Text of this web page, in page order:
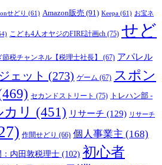
せどり (61) Amazon販売 (91) Keepa (61) お宝ネ
こども4人オヤジのFIRE計画ch (75) せど
節税チャンネル【税理士社長】 (67) アパレル
ェット (273) ゲーム (67) スポン
セカンドストリート (75) トレハン部 -
カリ (451) リサーチ (129) リサーチ
作間せどり (66) 個人事業主 (168)
内田敦税理士 (102) 初心者